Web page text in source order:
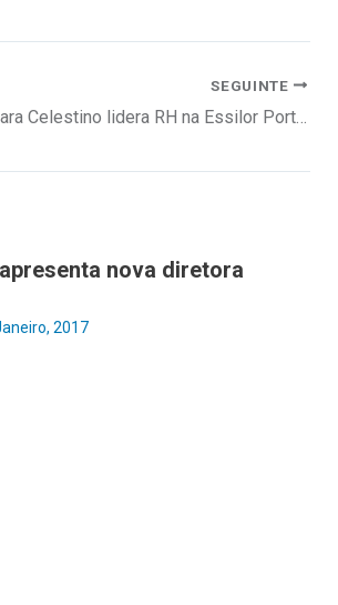
SEGUINTE
nova diretora
2017